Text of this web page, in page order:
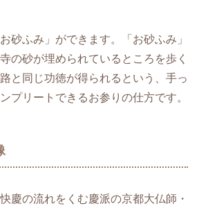
砂ふみ」ができます。「お砂ふみ」
の砂が埋められているところを歩く
と同じ功徳が得られるという、手っ
プリートできるお参りの仕方です。
慶の流れをくむ慶派の京都大仏師・